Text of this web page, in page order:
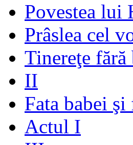
Povestea lui
Prâslea cel
Tinereţe fără
II
Fata babei
Actul I